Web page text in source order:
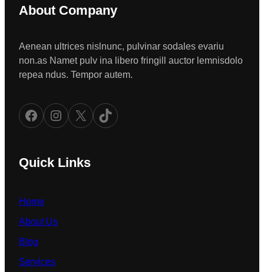
About Company
Aenean ultrices nislnunc, pulvinar sodales evariu
non.as Namet pulv ina libero fringill auctor lemnisdolo
repea ndus. Tempor autem.
Facebook Instagram X TikTok
Quick Links
Home
About Us
Blog
Services